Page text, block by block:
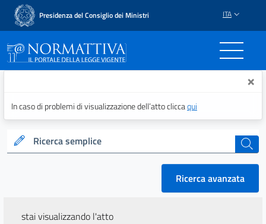
Presidenza del Consiglio dei Ministri ITA
Normattiva - Il portale ×
In caso di problemi di visualizzazione dell’atto cliccaqui
Ricerca semplice cerca
Ricerca avanzata
stai visualizzando l'atto